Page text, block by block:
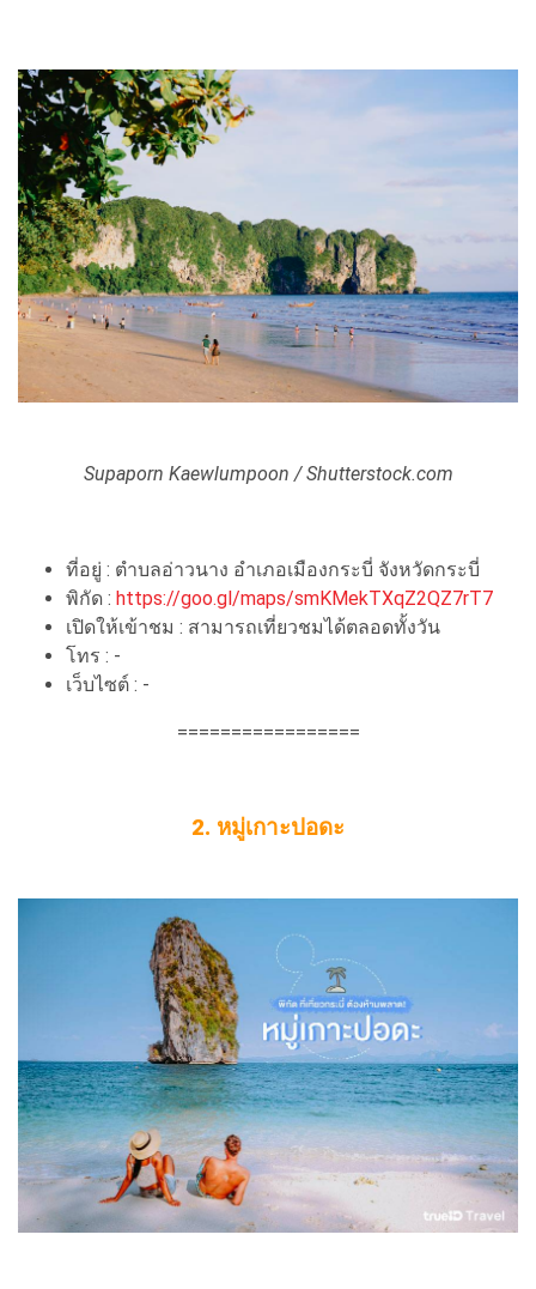
Supaporn Kaewlumpoon / Shutterstock.com
ที่อยู่ : ตำบลอ่าวนาง อำเภอเมืองกระบี่ จังหวัดกระบี่
พิกัด : https://goo.gl/maps/smKMekTXqZ2QZ7rT7
เปิดให้เข้าชม : สามารถเที่ยวชมได้ตลอดทั้งวัน
โทร : -
เว็บไซต์ : -
=================
2. หมู่เกาะปอดะ